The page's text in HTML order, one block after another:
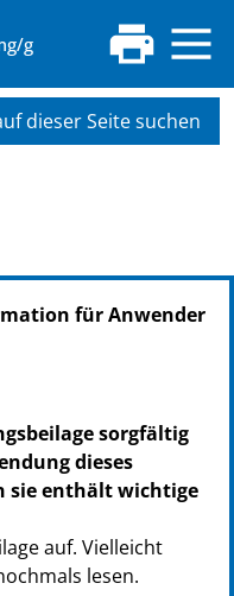
g
dieser Seite suchen
für Anwender
sorgfältig
dieses
sie enthält wichtige
auf. Vielleicht
lesen.